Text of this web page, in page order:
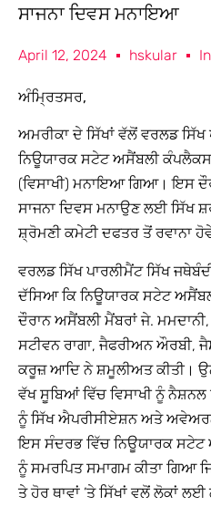
ਸਾਜਨਾ ਦਿਵਸ ਮਨਾਇਆ
April 12, 2024 hskular
ਅੰਮ੍ਰਿਤਸਰ,
ਅਮਰੀਕਾ ਦੇ ਸਿੱਖਾਂ ਵੱਲੋਂ ਵਰਲਡ
ਨਿਊਯਾਰਕ ਸਟੇਟ ਅਸੈਂਬਲੀ ਕੰਪਲੈਕਸ
(ਵਿਸਾਖੀ) ਮਨਾਇਆ ਗਿਆ। ਇਸ
ਸਾਜਨਾ ਦਿਵਸ ਮਨਾਉਣ ਲਈ ਸਿੱਖ
ਸ਼੍ਰੋਮਣੀ ਕਮੇਟੀ ਦਫਤਰ ਤੋਂ ਰਵਾਨਾ
ਵਰਲਡ ਸਿੱਖ ਪਾਰਲੀਮੈਂਟ ਸਿੱਖ
ਦੱਸਿਆ ਕਿ ਨਿਊਯਾਰਕ ਸਟੇਟ
ਦੌਰਾਨ ਅਸੈਂਬਲੀ ਮੈਂਬਰਾਂ ਜੇ.
ਸਟੀਵਨ ਰਾਗਾ, ਜੈਫਰੀਅਨ ਔਰਬੀ,
ਕਰੂਜ਼ ਆਦਿ ਨੇ ਸ਼ਮੂਲੀਅਤ ਕੀਤੀ।
ਵੱਖ ਸੂਬਿਆਂ ਵਿੱਚ ਵਿਸਾਖੀ ਨੂੰ
ਨੂੰ ਸਿੱਖ ਐਪਰੀਸੀਏਸ਼ਨ ਅਤੇ
ਇਸ ਸੰਦਰਭ ਵਿੱਚ ਨਿਊਯਾਰਕ ਸਟੇਟ
ਨੂੰ ਸਮਰਪਿਤ ਸਮਾਗਮ ਕੀਤਾ ਗਿਆ
ਤੇ ਹੋਰ ਥਾਵਾਂ ’ਤੇ ਸਿੱਖਾਂ ਵਲੋਂ ਲੋਕਾਂ